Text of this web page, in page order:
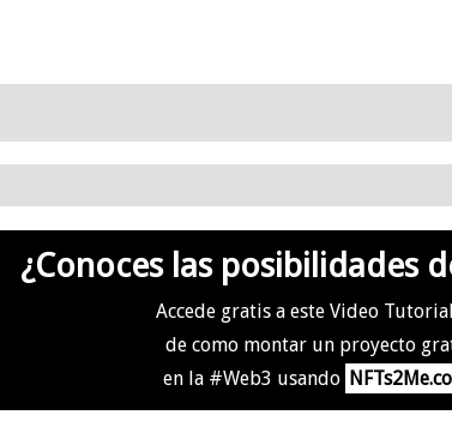
¿Conoces las posibilidades
Accede gratis a este Video
de como montar un proyecto
en la #Web3 usando